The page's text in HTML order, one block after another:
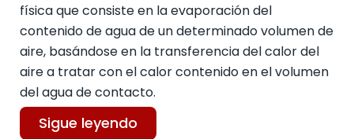
física que consiste en la evaporación del
contenido de agua de un determinado volumen de
aire, basándose en la transferencia del calor del
aire a tratar con el calor contenido en el volumen
del agua de contacto.
Sigue leyendo